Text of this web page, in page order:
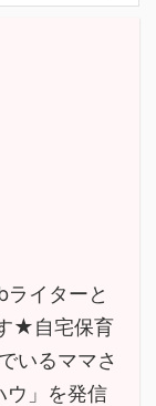
イターと
★自宅保育
いるママさ
ウ」を発信